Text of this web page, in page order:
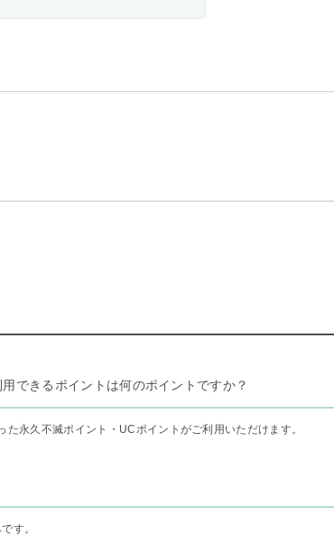
できるポイントは何のポイントですか？
永久不滅ポイント・UCポイントがご利用いただけます。
す。